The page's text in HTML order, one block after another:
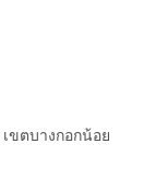
ขตบางกอกน้อย